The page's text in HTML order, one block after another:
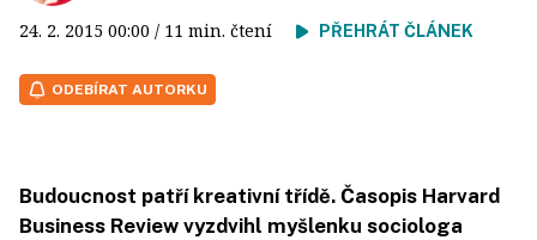
24. 2. 2015 00:00 / 11 min. čtení PŘEHRÁT ČLÁNEK
ODEBÍRAT AUTORKU
Budoucnost patří kreativní třídě. Časopis Harvard
Business Review vyzdvihl myšlenku sociologa